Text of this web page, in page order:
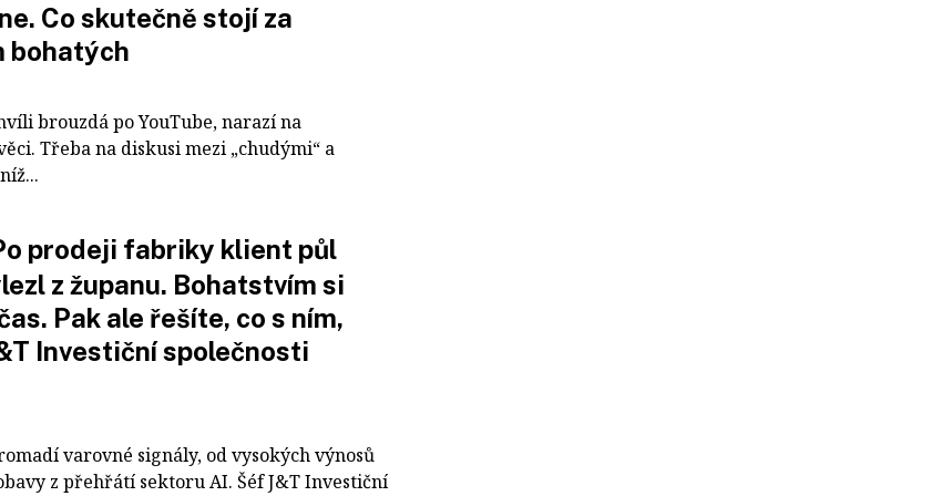
Co skutečně stojí za
bohatých
brouzdá po YouTube, narazí na
Třeba na diskusi mezi „chudými“ a
prodeji fabriky klient půl
z županu. Bohatstvím si
Pak ale řešíte, co s ním,
Investiční společnosti
varovné signály, od vysokých výnosů
z přehřátí sektoru AI. Šéf J&T Investiční